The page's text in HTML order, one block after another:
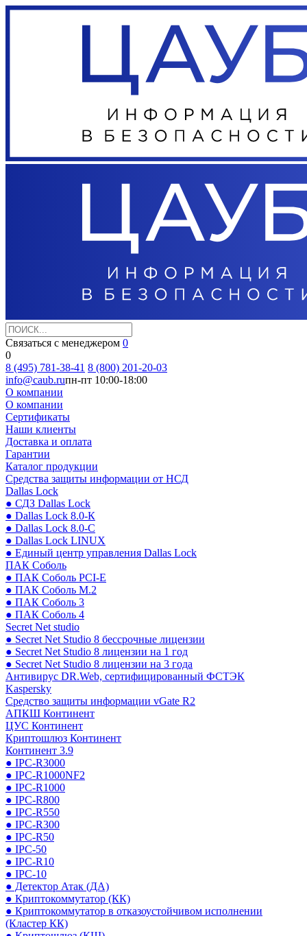
Связаться с менеджером 0
0
8 (495) 781-38-41 8 (800) 201-20-03
info@caub.ruпн-пт 10:00-18:00
О компании
О компании
Сертификаты
Наши клиенты
Доставка и оплата
Гарантии
Каталог продукции
Средства защиты информации от НСД
Dallas Lock
● СДЗ Dallas Lock
● Dallas Lock 8.0-К
● Dallas Lock 8.0-С
● Dallas Lock LINUX
● Единый центр управления Dallas Lock
ПАК Соболь
● ПАК Соболь PCI-E
● ПАК Соболь М.2
● ПАК Соболь 3
● ПАК Соболь 4
Secret Net studio
● Secret Net Studio 8 бессрочные лицензии
● Secret Net Studio 8 лицензии на 1 год
● Secret Net Studio 8 лицензии на 3 года
Антивирус DR.Web, сертифицированный ФСТЭК
Kaspersky
Средство защиты информации vGate R2
АПКШ Континент
ЦУС Континент
Криптошлюз Континент
Континент 3.9
● IPC-R3000
● IPC-R1000NF2
● IPC-R1000
● IPC-R800
● IPC-R550
● IPC-R300
● IPC-R50
● IPC-50
● IPC-R10
● IPC-10
● Детектор Атак (ДА)
● Криптокоммутатор (КК)
● Криптокоммутатор в отказоустойчивом исполнении
(Кластер КК)